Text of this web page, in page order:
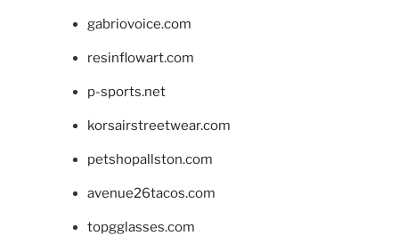
gabriovoice.com
resinflowart.com
p-sports.net
korsairstreetwear.com
petshopallston.com
avenue26tacos.com
topgglasses.com